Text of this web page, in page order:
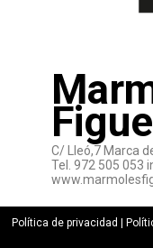
C/ Lleó,7 Marca
Tel. 972 505 053
Política de privacidad |